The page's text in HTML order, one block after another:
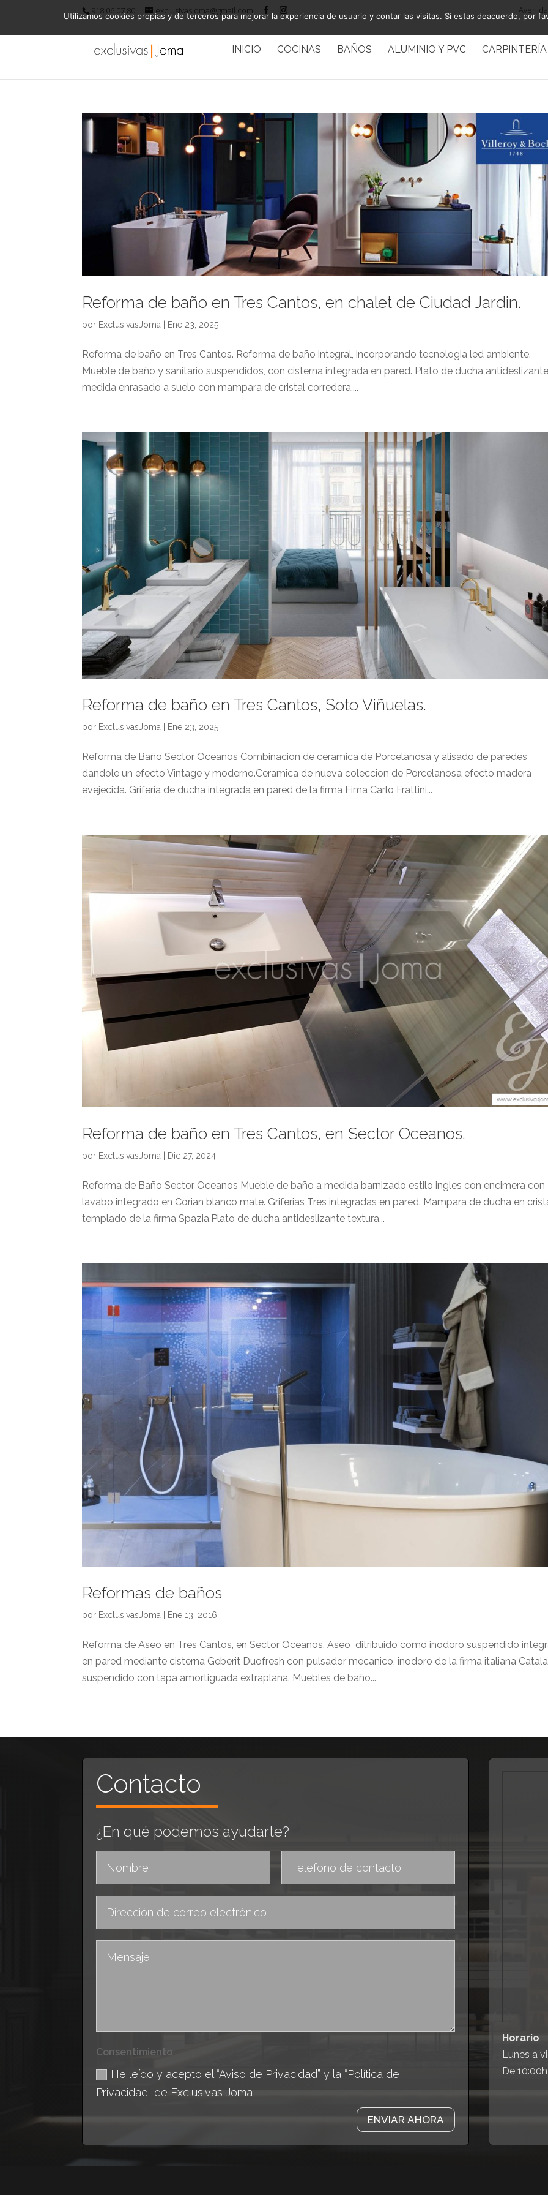
918 06 07 80 exclusivasjoma@gmail.com
INICIO COCINAS BAÑOS ALUMINIO Y PVC
Reforma de baño en Tres Cantos, en chalet de Ciudad Jardin.
por ExclusivasJoma Ene 23, 2025
Reforma de baño en Tres Cantos. Reforma de baño integral, incorporando tecnologia led ambiente.
Mueble de baño y sanitario suspendidos, con cisterna integrada en pared. Plato de ducha
medida enrasado a suelo con mampara de cristal corredera....
Reforma de baño en Tres Cantos, Soto Viñuelas.
por ExclusivasJoma Ene 23, 2025
Reforma de Baño Sector Oceanos Combinacion de ceramica de Porcelanosa y alisado de paredes
dandole un efecto Vintage y moderno.Ceramica de nueva coleccion de Porcelanosa efecto madera
evejecida. Griferia de ducha integrada en pared de la firma Fima Carlo Frattini...
Reforma de baño en Tres Cantos, en Sector Oceanos.
por ExclusivasJoma Dic 27, 2024
Reforma de Baño Sector Oceanos Mueble de baño a medida barnizado estilo ingles con encimera con
lavabo integrado en Corian blanco mate. Griferias Tres integradas en pared. Mampara de ducha en
templado de la firma Spazia.Plato de ducha antideslizante textura...
Reformas de baños
por ExclusivasJoma Ene 13, 2016
Reforma de Aseo en Tres Cantos, en Sector Oceanos. Aseo ditribuido como inodoro suspendido
en pared mediante cisterna Geberit Duofresh con pulsador mecanico, inodoro de la firma italiana
suspendido con tapa amortiguada extraplana. Muebles de baño...
Contacto
¿En qué podemos ayudarte?
Consentimiento
He leído y acepto el “Aviso de Privacidad” y la “Política de
Privacidad” de Exclusivas Joma
ENVIAR AHORA
Horario
Lunes a
De
Utilizamos cookies propias y de terceros para mejorar la experiencia de usuario y contar las visitas. Si estas deacuerdo, por